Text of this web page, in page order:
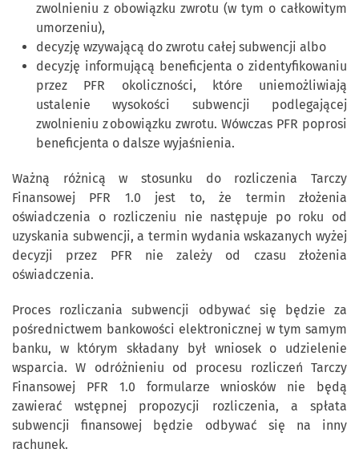
zwolnieniu z obowiązku zwrotu (w tym o całkowitym
umorzeniu),
decyzję wzywającą do zwrotu całej subwencji albo
decyzję informującą beneficjenta o zidentyfikowaniu
przez PFR okoliczności, które uniemożliwiają
ustalenie wysokości subwencji podlegającej
zwolnieniu z obowiązku zwrotu. Wówczas PFR poprosi
beneficjenta o dalsze wyjaśnienia.
Ważną różnicą w stosunku do rozliczenia Tarczy
Finansowej PFR 1.0 jest to, że termin złożenia
oświadczenia o rozliczeniu nie następuje po roku od
uzyskania subwencji, a termin wydania wskazanych wyżej
decyzji przez PFR nie zależy od czasu złożenia
oświadczenia.
Proces rozliczania subwencji odbywać się będzie za
pośrednictwem bankowości elektronicznej w tym samym
banku, w którym składany był wniosek o udzielenie
wsparcia. W odróżnieniu od procesu rozliczeń Tarczy
Finansowej PFR 1.0 formularze wniosków nie będą
zawierać wstępnej propozycji rozliczenia, a spłata
subwencji finansowej będzie odbywać się na inny
rachunek.